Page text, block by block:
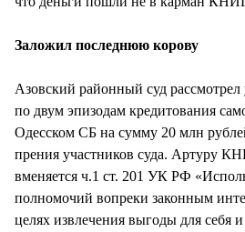
Заложил последнюю корову
Азовский районный суд рассмотрел
по двум эпизодам кредитования
Одесском СБ на сумму 20 млн
прения участников суда. Артуру
вменяется ч.1 ст. 201 УК РФ
полномочий вопреки законным
целях извлечения выгоды для себя